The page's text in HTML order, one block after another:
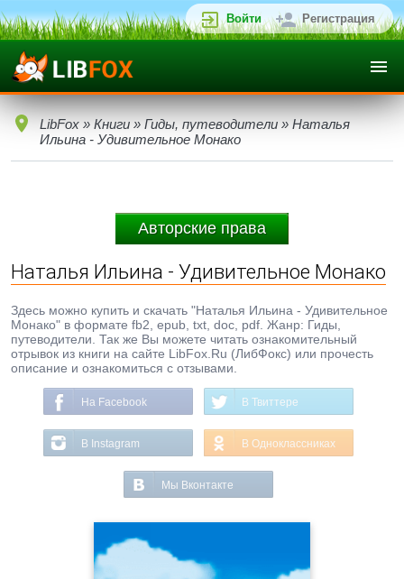
Войти Регистрация
LibFox » Книги » Гиды, путеводители » Наталья
Ильина - Удивительное Монако
Авторские права
Наталья Ильина - Удивительное Монако
Здесь можно купить и скачать "Наталья Ильина - Удивительное
Монако" в формате fb2, epub, txt, doc, pdf. Жанр: Гиды,
путеводители. Так же Вы можете читать ознакомительный
отрывок из книги на сайте LibFox.Ru (ЛибФокс) или прочесть
описание и ознакомиться с отзывами.
На Facebook В Твиттере
В Instagram В Одноклассниках
Мы Вконтакте